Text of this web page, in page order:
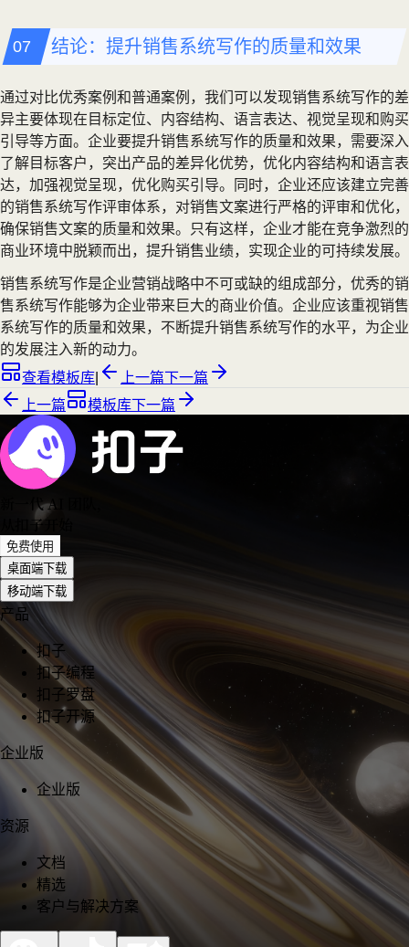
结论：提升销售系统写作的质量和效果
通过对比优秀案例和普通案例，我们可以发现销售系统写作的差
异主要体现在目标定位、内容结构、语言表达、视觉呈现和购买
引导等方面。企业要提升销售系统写作的质量和效果，需要深入
了解目标客户，突出产品的差异化优势，优化内容结构和语言表
达，加强视觉呈现，优化购买引导。同时，企业还应该建立完善
的销售系统写作评审体系，对销售文案进行严格的评审和优化，
确保销售文案的质量和效果。只有这样，企业才能在竞争激烈的
商业环境中脱颖而出，提升销售业绩，实现企业的可持续发展。
销售系统写作是企业营销战略中不可或缺的组成部分，优秀的销
售系统写作能够为企业带来巨大的商业价值。企业应该重视销售
系统写作的质量和效果，不断提升销售系统写作的水平，为企业
的发展注入新的动力。
查看模板库
上一篇下一篇
上一篇
模板库下一篇
新一代 AI 团队
从扣子开始
免费使用
桌面端下载
移动端下载
产品
扣子
扣子编程
扣子罗盘
扣子开源
企业版
企业版
资源
文档
精选
客户与解决方案